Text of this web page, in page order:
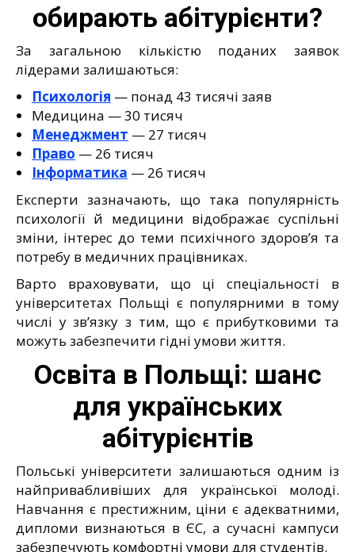
обирають абітурієнти?
За загальною кількістю поданих заявок
лідерами залишаються:
Психологія — понад 43 тисячі заяв
Медицина — 30 тисяч
Менеджмент — 27 тисяч
Право — 26 тисяч
Інформатика — 26 тисяч
Експерти зазначають, що така популярність
психології й медицини відображає суспільні
зміни, інтерес до теми психічного здоров’я та
потребу в медичних працівниках.
Варто враховувати, що ці спеціальності в
університетах Польщі є популярними в тому
числі у зв’язку з тим, що є прибутковими та
можуть забезпечити гідні умови життя.
Освіта в Польщі: шанс
для українських
абітурієнтів
Польські університети залишаються одним із
найпривабливіших для української молоді.
Навчання є престижним, ціни є адекватними,
дипломи визнаються в ЄС, а сучасні кампуси
забезпечують комфортні умови для студентів.